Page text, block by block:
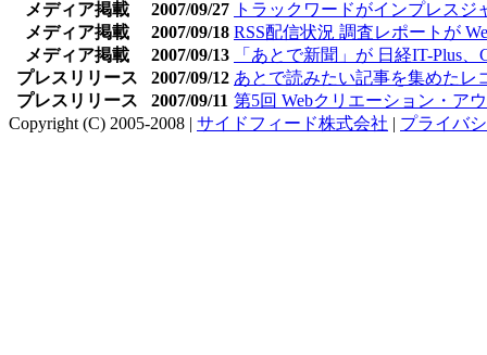
メディア掲載 2007/09/27
トラックワードがインプレス
メディア掲載
2007/09/18 RSS配信状況 調査レポートが
メディア掲載
2007/09/13
「あとで新聞」が 日経IT-Plus
プレスリリース
2007/09/12 あとで読みたい記事を集めたレ
プレスリリース
2007/09/11 第5回 Webクリエーション・ア
Copyright (C) 2005-2008 | サイドフィード株式会社 | プライバ